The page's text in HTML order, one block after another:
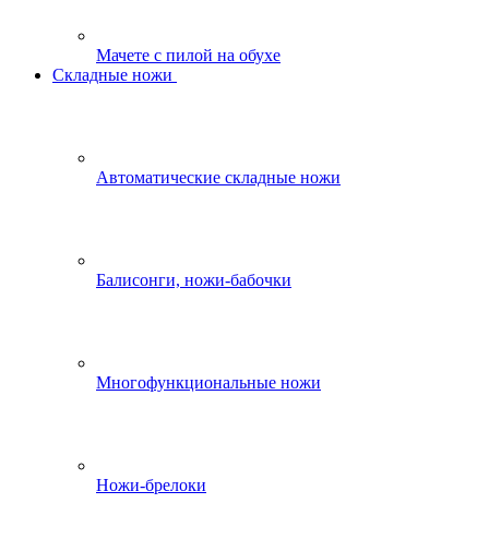
Мачете с пилой на обухе
Складные ножи
Автоматические складные ножи
Балисонги, ножи-бабочки
Многофункциональные ножи
Ножи-брелоки